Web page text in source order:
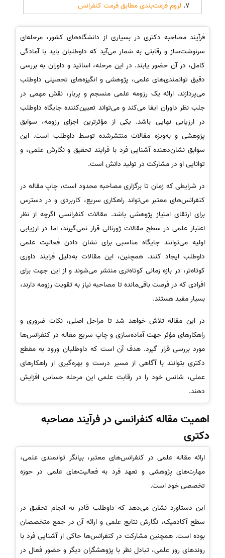
لزوم فرمت‌بندی مطابق فرمت کنفرانس
فرآیند مصاحبه دکتری در بسیاری از دانشگاه‌های کشور، مرحله‌ای
سرنوشت‌ساز و رقابتی به شمار می‌آید که داوطلبان باید با آمادگی
کامل، در آن حضور یابند. در این مرحله، اساتید و داوران به بررسی
دقیق توانمندی‌های علمی، پژوهشی و انگیزه‌های تحصیلی داوطلب
می‌پردازند. ارائه یک رزومه علمی منسجم و پربار، نقش مهمی در
جلب نظر داوران ایفا می‌کند و می‌تواند تعیین‌کننده جایگاه داوطلب
در ارزیابی نهایی باشد. یکی از مؤثرترین اجزای رزومه، سوابق
پژوهشی و به‌ویژه مقالات منتشرشده توسط داوطلب است. این
سوابق نشان‌دهنده آشنایی فرد با فرایند تحقیق و نگارش علمی، و
توانایی او در مشارکت در تولید دانش است.
در شرایطی که زمان تا برگزاری مصاحبه محدود است، چاپ مقاله در
کنفرانس‌های معتبر می‌تواند راهکاری سریع، کاربردی و در دسترس
برای ارتقای امتیاز پژوهشی باشد. مقالات کنفرانسی اگرچه از نظر
اعتبار علمی در سطح مقالات ژورنالی قرار نمی‌گیرند، اما در ارزیابی
اولیه می‌توانند جایگاه مناسبی برای نشان دادن فعالیت علمی
داوطلب ایجاد کنند. همچنین، این مقالات به‌دلیل فرایند داوری
کوتاه‌تر، در بازه زمانی کوتاه‌تری منتشر می‌شوند و از این جهت برای
افرادی که در فرصت باقی‌مانده تا مصاحبه نیاز به تقویت رزومه دارند،
بسیار مفید هستند.
در این مقاله تلاش خواهد شد تا مراحل اصلی، نکات ضروری و
راهکارهای مؤثر جهت آماده‌سازی و چاپ سریع مقاله در کنفرانس‌ها
مورد بررسی قرار گیرد. هدف آن است که داوطلبان ورود به مقطع
دکتری بتوانند با آگاهی از مسیر درست و بهره‌گیری از راهکارهای
عملی، شانس خود را در رقابت علمی این مرحله حساس افزایش
دهند.
اهمیت مقاله کنفرانسی در فرآیند مصاحبه
دکتری
ارائه مقاله علمی در کنفرانس‌های معتبر، بیانگر توانمندی علمی،
مهارت‌های پژوهشی و تعهد فرد به فعالیت‌های علمی در حوزه
تخصصی خود است.
این دستاورد نشان می‌دهد که داوطلب قادر به انجام تحقیق در
سطح آکادمیک، نگارش نتایج علمی و ارائه آن در جمع متخصصان
بوده است. همچنین مشارکت در کنفرانس‌ها حاکی از آشنایی فرد با
روندهای روز علمی، تبادل نظر با پژوهشگران دیگر و حضور فعال در